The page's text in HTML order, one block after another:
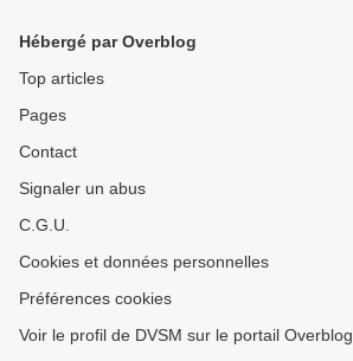
Hébergé par Overblog
Top articles
Pages
Contact
Signaler un abus
C.G.U.
Cookies et données personnelles
Préférences cookies
Voir le profil de DVSM sur le portail Overblog